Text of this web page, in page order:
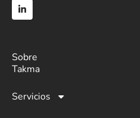
Sobre
Takma
Servicios